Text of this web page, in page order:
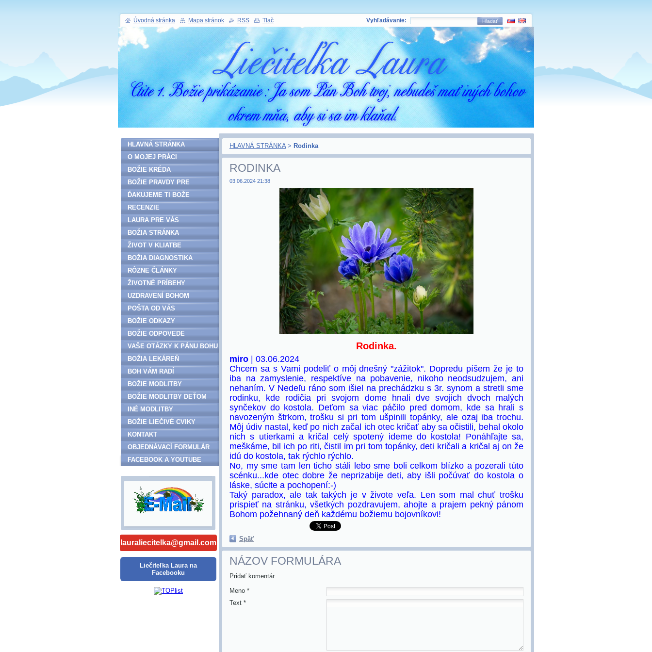
HLAVNÁ STRÁNKA > Rodinka
RODINKA
03.06.2024 21:38
Rodinka.
miro | 03.06.2024
Chcem sa s Vami podeliť o môj dnešný "zážitok". Dopredu píšem že je to
iba na zamyslenie, respektíve na pobavenie, nikoho neodsudzujem, ani
nehaním. V Nedeľu ráno som išiel na prechádzku s 3r. synom a stretli sme
rodinku, kde rodičia pri svojom dome hnali dve svojich dvoch malých
synčekov do kostola. Deťom sa viac páčilo pred domom, kde sa hrali s
navozeným štrkom, trošku si pri tom ušpinili topánky, ale ozaj iba trochu.
Môj údiv nastal, keď po nich začal ich otec kričať aby sa očistili, behal okolo
nich s utierkami a kričal celý spotený ideme do kostola! Ponáhľajte sa,
meškáme, bil ich po riti, čistil im pri tom topánky, deti kričali a kričal aj on že
idú do kostola, tak rýchlo rýchlo.
No, my sme tam len ticho stáli lebo sme boli celkom blízko a pozerali túto
scénku...kde otec dobre že neprizabije deti, aby išli počúvať do kostola o
láske, súcite a pochopení:-)
Taký paradox, ale tak takých je v živote veľa. Len som mal chuť trošku
prispieť na stránku, všetkých pozdravujem, ahojte a prajem pekný pánom
Bohom požehnaný deň každému božiemu bojovníkovi!
Späť
NÁZOV FORMULÁRA
Pridať komentár
Meno *
Text *
HLAVNÁ STRÁNKA
O MOJEJ PRÁCI
BOŽIE KRÉDA
BOŽIE PRAVDY PRE
ĽUDSTVO
ĎAKUJEME TI BOŽE
RECENZIE
LAURA PRE VÁS
BOŽIA STRÁNKA
ŽIVOT V KLIATBE
BOŽIA DIAGNOSTIKA
RÔZNE ČLÁNKY
ŽIVOTNÉ PRÍBEHY
UZDRAVENÍ BOHOM
POŠTA OD VÁS
BOŽIE ODKAZY
BOŽIE ODPOVEDE
VAŠE OTÁZKY K PÁNU BOHU
BOŽIA LEKÁREŇ
BOH VÁM RADÍ
BOŽIE MODLITBY
BOŽIE MODLITBY DEŤOM
INÉ MODLITBY
BOŽIE LIEČIVÉ CVIKY
KONTAKT
OBJEDNÁVACÍ FORMULÁR
FACEBOOK A YOUTUBE
lauraliecitelka@gmail.com
Liečiteľka Laura na
Facebooku
Úvodná stránka Mapa stránok RSS Tlač Vyhľadávanie: Hľadať